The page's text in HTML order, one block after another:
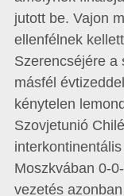
jutott be. Vajon
ellenfélnek
Szerencséjére a
másfél
kénytelen
Szovjetunió
Moszkvában 0-
vezetés